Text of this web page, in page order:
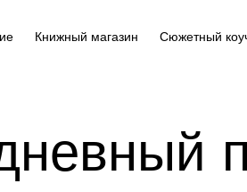
Книжный магазин Сюжетный